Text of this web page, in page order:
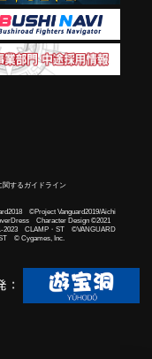
関するガイドライン
©Project Vanguard2019/Aichi
Character Design ©2021
2023 CLAMP・ST ©VANGUARD
© Cygames, Inc.